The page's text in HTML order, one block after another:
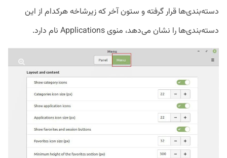
دسته‌بندی‌ها قرار گرفته و ستون آخر که زیرشاخه هرکدام از این
دسته‌بندی‌ها را نشان می‌دهد، منوی Applications نام دارد.